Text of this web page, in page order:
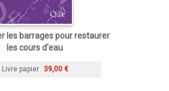
les barrages pour restaurer
les cours d'eau
Livre papier 39,00 €